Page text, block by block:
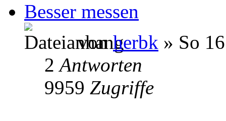
Besser messen
vonherbk » So
2Antworten
9959 Zugriffe